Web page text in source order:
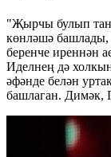
"Җырчы булып
көнләшә башлады,
беренче иреннән
Иделнең дә
әфәнде белән
башлаган. Димәк,